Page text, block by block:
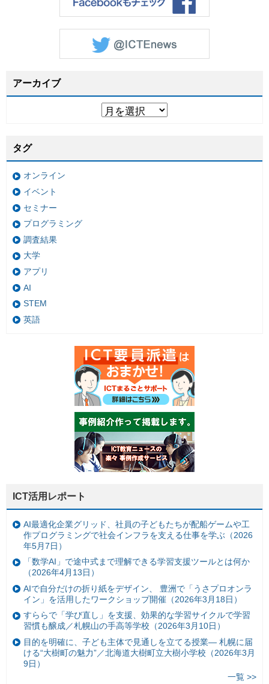
アーカイブ
タグ
オンライン
イベント
セミナー
プログラミング
調査結果
大学
アプリ
AI
STEM
英語
ICT活用レポート
AI最適化企業グリッド、社員の子どもたちが配船ゲームや工
作プログラミングで社会インフラを支える仕事を学ぶ（2026
年5月7日）
「数学AI」で途中式まで理解できる学習支援ツールとは何か
（2026年4月13日）
AIで自分だけの折り紙をデザイン、 豊洲で「うさプロオンラ
イン」を活用したワークショップ開催（2026年3月18日）
すららで「学び直し」を支援、効果的な学習サイクルで学習
習慣も醸成／札幌山の手高等学校（2026年3月10日）
目的を明確に、子ども主体で見通しを立てる授業— 札幌に届
ける“大樹町の魅力”／北海道大樹町立大樹小学校（2026年3月
9日）
一覧 >>